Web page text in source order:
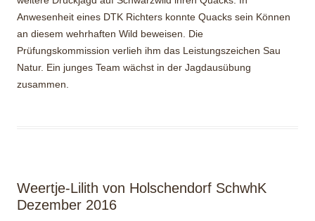
Anwesenheit eines DTK Richters konnte Quacks sein Können
an diesem wehrhaften Wild beweisen. Die
Prüfungskommission verlieh ihm das Leistungszeichen Sau
Natur. Ein junges Team wächst in der Jagdausübung
zusammen.
Weertje-Lilith von Holschendorf SchwhK
Dezember 2016